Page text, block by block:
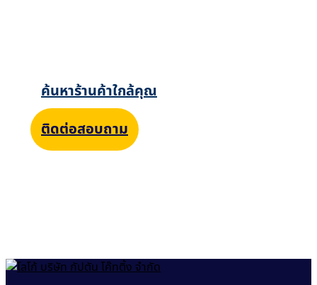
ค้นหาร้านค้าใกล้คุณ
ติดต่อสอบถาม